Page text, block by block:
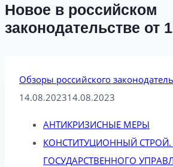
Новое в российском
законодательстве от
Обзоры российского
14.08.202314.08.2023
АНТИКРИЗИСНЫЕ МЕРЫ
КОНСТИТУЦИОННЫЙ
ГОСУДАРСТВЕННОГО